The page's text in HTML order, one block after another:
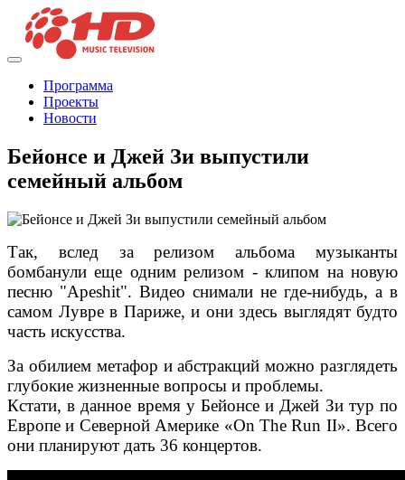
Программа
Проекты
Новости
Бейонсе и Джей Зи выпустили
семейный альбом
Так, вслед за релизом альбома музыканты
бомбанули еще одним релизом - клипом на новую
песню "Аpeshit". Видео снимали не где-нибудь, а в
самом Лувре в Париже, и они здесь выглядят будто
часть искусства.
За обилием метафор и абстракций можно разглядеть
глубокие жизненные вопросы и проблемы.
Кстати, в данное время у Бейонсе и Джей Зи тур по
Европе и Северной Америке «On The Run II». Всего
они планируют дать 36 концертов.